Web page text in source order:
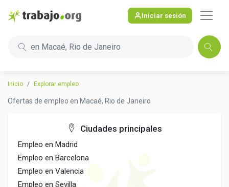
Iniciar sesión
en Macaé, Rio de Janeiro
Inicio Explorar empleo
Ofertas de empleo en Macaé, Rio de Janeiro
Ciudades principales
Empleo en Madrid
Empleo en Barcelona
Empleo en Valencia
Empleo en Sevilla